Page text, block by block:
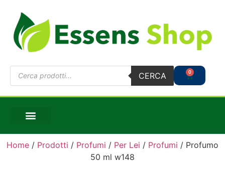
CERCA 0
Home / Prodotti / Profumi / Per Lei / Profumi / Profumo
50 ml w148